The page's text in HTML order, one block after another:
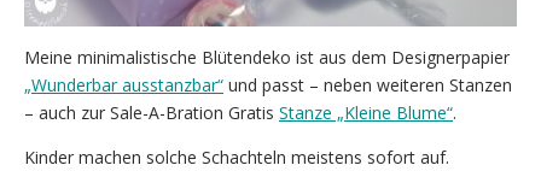
Meine minimalistische Blütendeko ist aus dem Designerpapier
„Wunderbar ausstanzbar“ und passt – neben weiteren Stanzen
– auch zur Sale-A-Bration Gratis Stanze „Kleine Blume“.
Kinder machen solche Schachteln meistens sofort auf.